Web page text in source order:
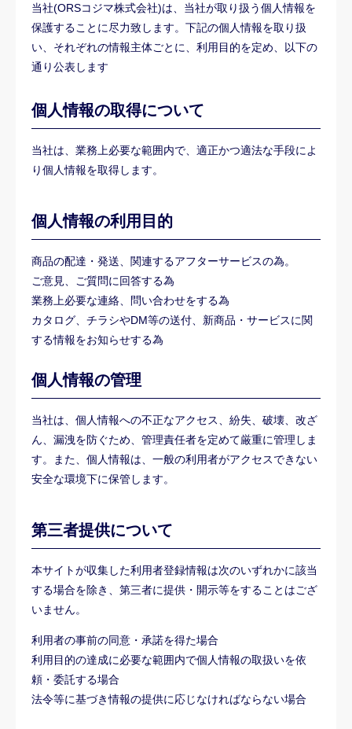
当社(ORSコジマ株式会社)は、当社が取り扱う個人情報を
保護することに尽力致します。下記の個人情報を取り扱
い、それぞれの情報主体ごとに、利用目的を定め、以下の
通り公表します
個人情報の取得について
当社は、業務上必要な範囲内で、適正かつ適法な手段によ
り個人情報を取得します。
個人情報の利用目的
商品の配達・発送、関連するアフターサービスの為。
ご意見、ご質問に回答する為
業務上必要な連絡、問い合わせをする為
カタログ、チラシやDM等の送付、新商品・サービスに関
する情報をお知らせする為
個人情報の管理
当社は、個人情報への不正なアクセス、紛失、破壊、改ざ
ん、漏洩を防ぐため、管理責任者を定めて厳重に管理しま
す。また、個人情報は、一般の利用者がアクセスできない
安全な環境下に保管します。
第三者提供について
本サイトが収集した利用者登録情報は次のいずれかに該当
する場合を除き、第三者に提供・開示等をすることはござ
いません。
利用者の事前の同意・承諾を得た場合
利用目的の達成に必要な範囲内で個人情報の取扱いを依
頼・委託する場合
法令等に基づき情報の提供に応じなければならない場合